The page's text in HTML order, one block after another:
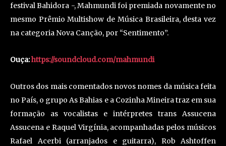
festival Bahidora -, Mahmundi foi premiada novamente no
mesmo Prêmio Multishow de Música Brasileira, desta vez
na categoria Nova Canção, por “Sentimento”.
Ouça:https://soundcloud.com/mahmundi
Outros dos mais comentados novos nomes da música feita
no País, o grupo As Bahias e a Cozinha Mineira traz em sua
formação as vocalistas e intérpretes trans Assucena
Assucena e Raquel Virgínia, acompanhadas pelos músicos
Rafael Acerbi (arranjados e guitarra), Rob Ashtoffen